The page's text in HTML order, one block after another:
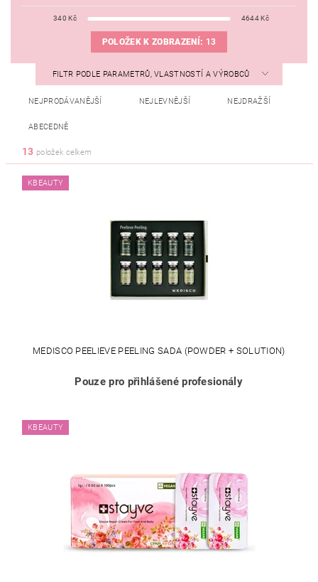
340 Kč 4644Kč
POLOŽEK K ZOBRAZENÍ: 13
FILTR PODLE PARAMETRŮ, VLASTNOSTÍ A VÝROBCŮ
NEJPRODÁVANĚJŠÍ NEJLEVNĚJŠÍ NEJDRAŽŠÍ
ABECEDNĚ
13 položek celkem
KBEAUTY
MEDISCO PEELIEVE PEELING SADA (POWDER + SOLUTION)
Pouze pro přihlášené profesionály
KBEAUTY